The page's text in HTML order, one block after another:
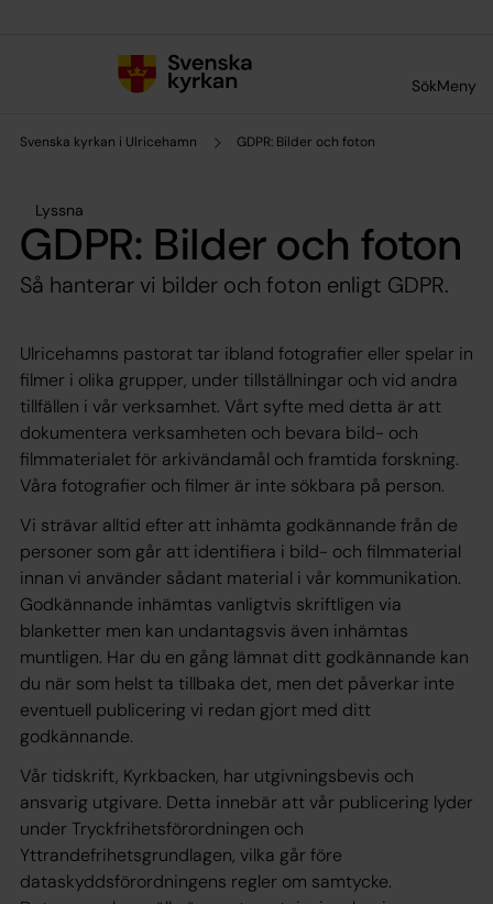
SökMeny
Svenska kyrkan i Ulricehamn GDPR: Bilder och foton
Lyssna
GDPR: Bilder och foton
Så hanterar vi bilder och foton enligt GDPR.
Ulricehamns pastorat tar ibland fotografier eller spelar in
filmer i olika grupper, under tillställningar och vid andra
tillfällen i vår verksamhet. Vårt syfte med detta är att
dokumentera verksamheten och bevara bild- och
filmmaterialet för arkivändamål och framtida forskning.
Våra fotografier och filmer är inte sökbara på person.
Vi strävar alltid efter att inhämta godkännande från de
personer som går att identifiera i bild- och filmmaterial
innan vi använder sådant material i vår kommunikation.
Godkännande inhämtas vanligtvis skriftligen via
blanketter men kan undantagsvis även inhämtas
muntligen. Har du en gång lämnat ditt godkännande kan
du när som helst ta tillbaka det, men det påverkar inte
eventuell publicering vi redan gjort med ditt
godkännande.
Vår tidskrift, Kyrkbacken, har utgivningsbevis och
ansvarig utgivare. Detta innebär att vår publicering lyder
under Tryckfrihetsförordningen och
Yttrandefrihetsgrundlagen, vilka går före
dataskyddsförordningens regler om samtycke.